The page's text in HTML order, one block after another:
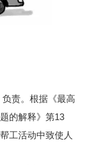
责。根据《最高
的解释》第13
工活动中致使人